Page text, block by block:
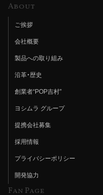
About
ご挨拶
会社概要
製品への取り組み
沿革・歴史
創業者“POP吉村”
ヨシムラ グループ
提携会社募集
採用情報
プライバシーポリシー
開発協力
Fan Page